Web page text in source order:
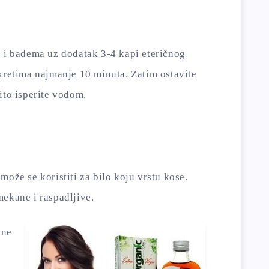
badema uz dodatak 3-4 kapi eteričnog
najmanje 10 minuta. Zatim ostavite
isperite vodom.
se koristiti za bilo koju vrstu kose.
i raspadljive.